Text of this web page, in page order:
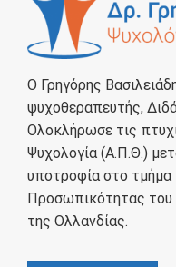
Ο Γρηγόρης
ψυχοθεραπευτής,
Ολοκλήρωσε τις
Ψυχολογία (Α.Π.Θ.)
υποτροφία στο τμήμα
Προσωπικότητας του
της Ολλανδίας.